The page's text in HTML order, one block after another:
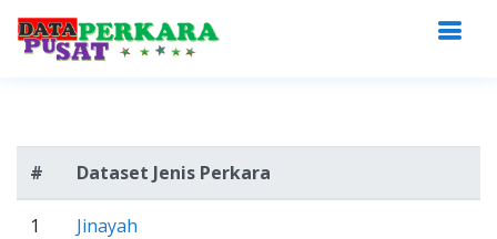
# Dataset Jenis Perkara
1 Jinayah